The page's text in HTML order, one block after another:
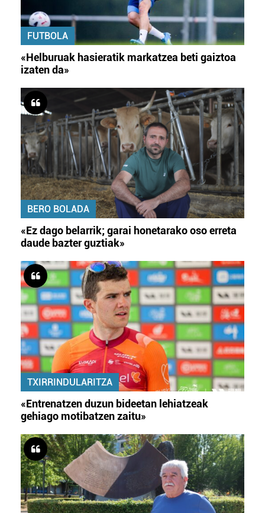
FUTBOLA
«Helburuak hasieratik markatzea beti gaiztoa
izaten da»
BERO BOLADA
«Ez dago belarrik; garai honetarako oso erreta
daude bazter guztiak»
TXIRRINDULARITZA
«Entrenatzen duzun bideetan lehiatzeak
gehiago motibatzen zaitu»